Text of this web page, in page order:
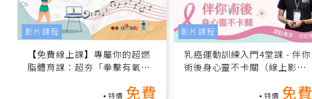
【免費線上課】專屬你的超燃
脂體育課：超夯「拳擊有氧」
高壓族在家釋放壓力無負擔
影片課程
乳癌運動訓練入門4堂課 - 伴你
術後身心靈不卡關（線上影音
影片課程